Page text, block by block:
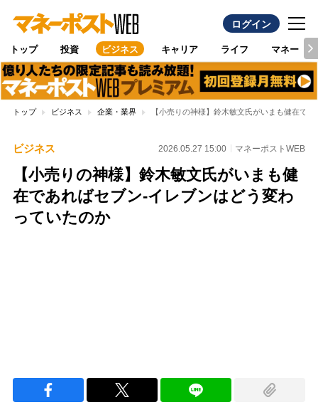
ログイン
トップ 投資 ビジネス キャリア ライフ マネー
トップ ビジネス 企業・業界 【小売りの神様】鈴木敏文氏がいまも健在で
ビジネス 2026.05.27 15:00 マネーポストWEB
【小売りの神様】鈴木敏文氏がいまも健
在であればセブン-イレブンはどう変わ
っていたのか